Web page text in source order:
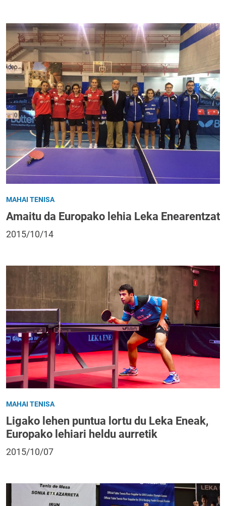
MAHAI TENISA
Amaitu da Europako lehia Leka Enearentzat
2015/10/14
MAHAI TENISA
Ligako lehen puntua lortu du Leka Eneak,
Europako lehiari heldu aurretik
2015/10/07